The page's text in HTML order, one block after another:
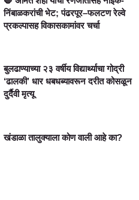
निंबाळकरांची भेट; पंढरपूर–फलटण रेल्वे
प्रकल्पासह विकासकामांवर चर्चा
बुलढाण्याच्या २३ वर्षीय विद्यार्थ्याचा गोद्री
‘ढालकी’ धार धबधब्यावरून दरीत कोसळून
दुर्दैवी मृत्यू
खंडाळा तालुक्याला कोण वाली आहे का?